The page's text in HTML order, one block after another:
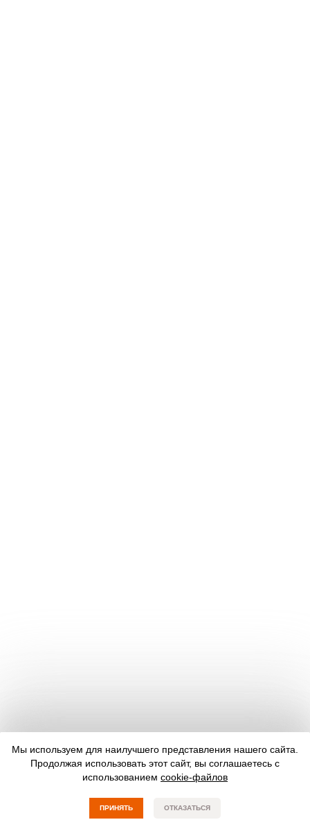
Мы используем для наилучшего представления нашего сайта.
Продолжая использовать этот сайт, вы соглашаетесь с
использованием cookie-файлов
ПРИНЯТЬ ОТКАЗАТЬСЯ